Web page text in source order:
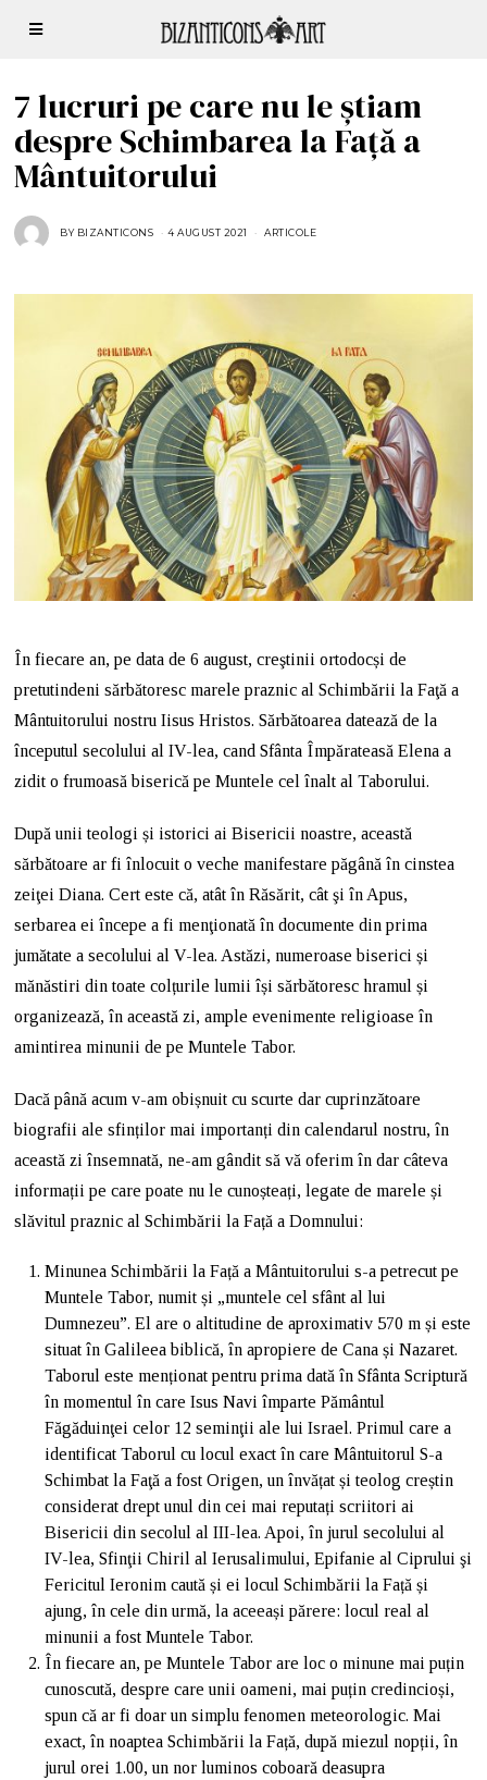
7 lucruri pe care nu le știam
despre Schimbarea la Față a
Mântuitorului
BY BIZANTICONS 4 AUGUST 2021
S
2
1
ARTICOLE
În fiecare an, pe data de 6 august, creştinii ortodocși de
pretutindeni sărbătoresc marele praznic al Schimbării la Faţă a
Mântuitorului nostru Iisus Hristos. Sărbătoarea datează de la
începutul secolului al IV-lea, cand Sfânta Împărateasă Elena a
zidit o frumoasă biserică pe Muntele cel înalt al Taborului.
După unii teologi și istorici ai Bisericii noastre, această
sărbătoare ar fi înlocuit o veche manifestare păgână în cinstea
zeiţei Diana. Cert este că, atât în Răsărit, cât şi în Apus,
serbarea ei începe a fi menţionată în documente din prima
jumătate a secolului al V-lea. Astăzi, numeroase biserici și
mănăstiri din toate colțurile lumii își sărbătoresc hramul și
organizează, în această zi, ample evenimente religioase în
amintirea minunii de pe Muntele Tabor.
Dacă până acum v-am obișnuit cu scurte dar cuprinzătoare
biografii ale sfinților mai importanți din calendarul nostru, în
această zi însemnată, ne-am gândit să vă oferim în dar câteva
informații pe care poate nu le cunoșteați, legate de marele și
slăvitul praznic al Schimbării la Față a Domnului:
Minunea Schimbării la Față a Mântuitorului s-a petrecut pe
Muntele Tabor, numit și „muntele cel sfânt al lui
Dumnezeu”. El are o altitudine de aproximativ 570 m și este
situat în Galileea biblică, în apropiere de Cana și Nazaret.
Taborul este menționat pentru prima dată în Sfânta Scriptură
în momentul în care Isus Navi împarte Pământul
Făgăduinţei celor 12 seminţii ale lui Israel. Primul care a
identificat Taborul cu locul exact în care Mântuitorul S-a
Schimbat la Faţă a fost Origen, un învățat și teolog creștin
considerat drept unul din cei mai reputați scriitori ai
Bisericii din secolul al III-lea. Apoi, în jurul secolului al
IV-lea, Sfinţii Chiril al Ierusalimului, Epifanie al Ciprului şi
Fericitul Ieronim caută și ei locul Schimbării la Față și
ajung, în cele din urmă, la aceeași părere: locul real al
minunii a fost Muntele Tabor.
În fiecare an, pe Muntele Tabor are loc o minune mai puțin
cunoscută, despre care unii oameni, mai puțin credincioși,
spun că ar fi doar un simplu fenomen meteorologic. Mai
exact, în noaptea Schimbării la Față, după miezul nopții, în
jurul orei 1.00, un nor luminos coboară deasupra